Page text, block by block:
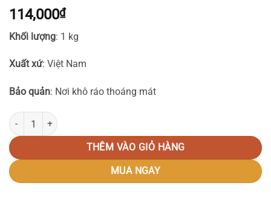
114,000₫
Khối lượng: 1 kg
Xuất xứ: Việt Nam
Bảo quản: Nơi khô ráo thoáng mát
Bột trộn sẵn làm bánh Red Velvet Puratos số lượng
THÊM VÀO GIỎ HÀNG
MUA NGAY